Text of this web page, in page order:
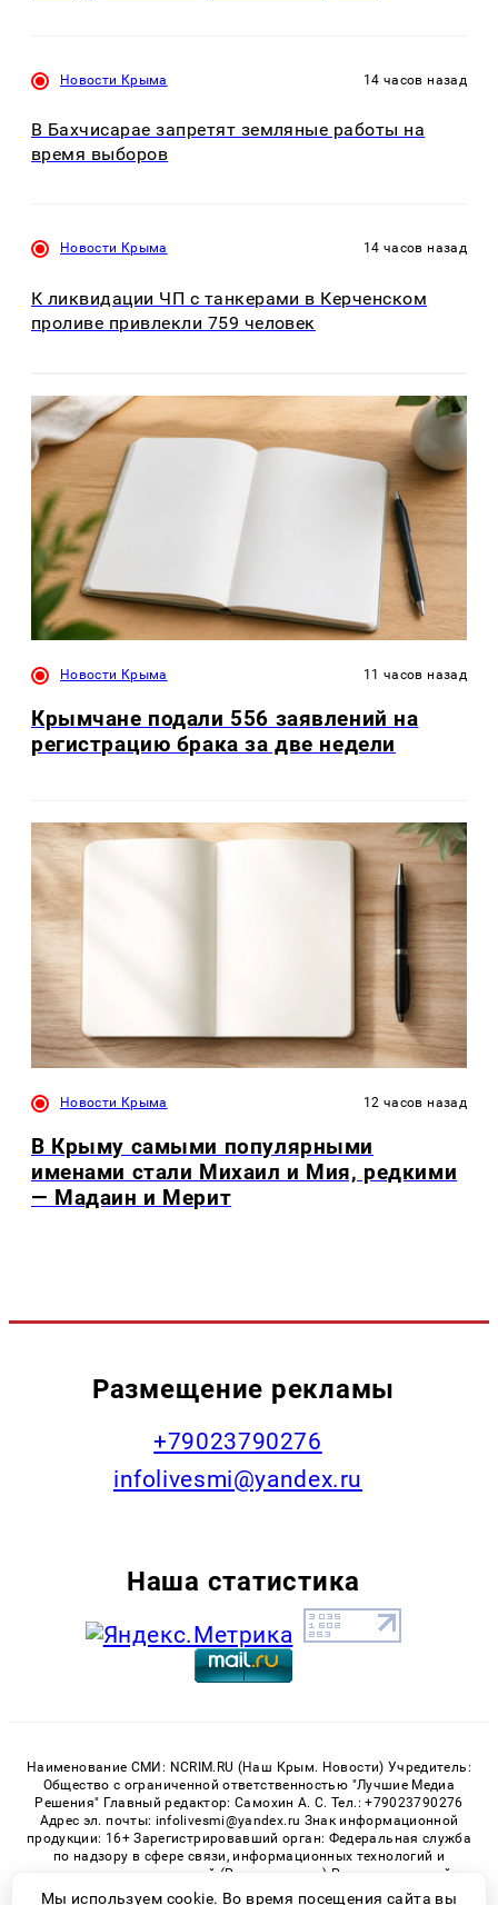
Новости Крыма 14 часов назад
В Бахчисарае запретят земляные работы на
время выборов
Новости Крыма 14 часов назад
К ликвидации ЧП с танкерами в Керченском
проливе привлекли 759 человек
Новости Крыма 11 часов назад
Крымчане подали 556 заявлений на
регистрацию брака за две недели
Новости Крыма 12 часов назад
В Крыму самыми популярными
именами стали Михаил и Мия, редкими
— Мадаин и Мерит
Размещение рекламы
+79023790276
infolivesmi@yandex.ru
Наша статистика
Наименование СМИ: NCRIM.RU (Наш Крым. Новости) Учредитель:
Общество с ограниченной ответственностью "Лучшие Медиа
Решения" Главный редактор: Самохин А. С. Тел.: +79023790276
Адрес эл. почты: infolivesmi@yandex.ru Знак информационной
продукции: 16+ Зарегистрировавший орган: Федеральная служба
по надзору в сфере связи, информационных технологий и
массовых коммуникаций (Роскомнадзор) Регистрационный
номер СМИ ЭЛ № ФС 77 - 81150 от 02.06.2021
Мы используем cookie. Во время посещения сайта вы